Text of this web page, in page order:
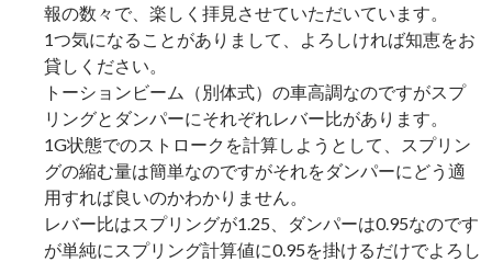
報の数々で、楽しく拝見させていただいています。
1つ気になることがありまして、よろしければ知恵をお
貸しください。
トーションビーム（別体式）の車高調なのですがスプ
リングとダンパーにそれぞれレバー比があります。
1G状態でのストロークを計算しようとして、スプリン
グの縮む量は簡単なのですがそれをダンパーにどう適
用すれば良いのかわかりません。
レバー比はスプリングが1.25、ダンパーは0.95なのです
が単純にスプリング計算値に0.95を掛けるだけでよろし